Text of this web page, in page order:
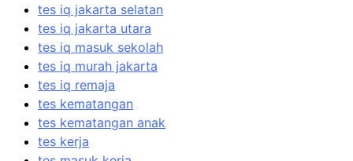
tes iq jakarta selatan
tes iq jakarta utara
tes iq masuk sekolah
tes iq murah jakarta
tes iq remaja
tes kematangan
tes kematangan anak
tes kerja